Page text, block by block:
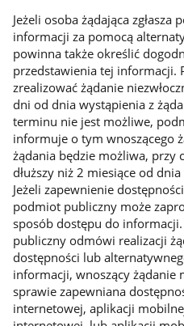
Jeżeli osoba żądająca
informacji za pomocą
powinna także określić
przedstawienia tej informacji.
zrealizować żądanie
dni od dnia wystąpienia z
terminu nie jest możliwe,
informuje o tym wnoszącego
żądania będzie możliwa, przy
dłuższy niż 2 miesiące od
Jeżeli zapewnienie
podmiot publiczny może
sposób dostępu do
publiczny odmówi realizacji
dostępności lub
informacji, wnoszący żądanie
sprawie zapewniana
internetowej, aplikacji